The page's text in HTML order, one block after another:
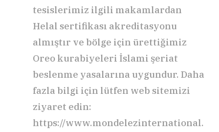
tesislerimiz ilgili makamlardan
Helal sertifikası akreditasyonu
almıştır ve bölge için ürettiğimiz
Oreo kurabiyeleri İslami şeriat
beslenme yasalarına uygundur. Daha
fazla bilgi için lütfen web sitemizi
ziyaret edin:
https://www.mondelezinternational.